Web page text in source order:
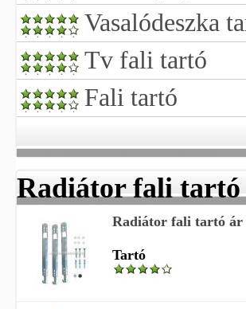
Vasalódeszka
Tv fali tartó
Fali tartó
Radiátor fali tartó
Radiátor fali tartó ár
Tartó